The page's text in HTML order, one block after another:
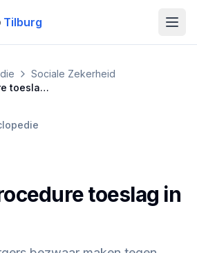
Tilburg
Sociale Zekerheid
Bezwaarprocedure toeslag in Tilburg
toeslag in